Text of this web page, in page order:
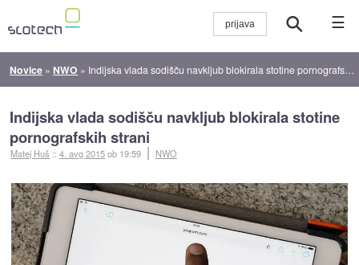
☰
Novice » NWO » Indijska vlada sodišču navkljub blokirala stotine pornografskih strani
Indijska vlada sodišču navkljub blokirala stotine
pornografskih strani
Matej Huš ::4. avg 2015ob 19:59 NWO